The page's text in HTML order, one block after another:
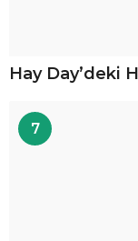
Hay Day’deki
7